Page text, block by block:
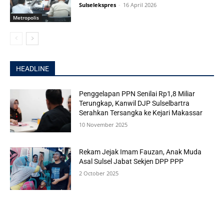
Metropolis
Sulselekspres - 16 April 2026
HEADLINE
Penggelapan PPN Senilai Rp1,8 Miliar
Terungkap, Kanwil DJP Sulselbartra
Serahkan Tersangka ke Kejari Makassar
10 November 2025
Rekam Jejak Imam Fauzan, Anak Muda
Asal Sulsel Jabat Sekjen DPP PPP
2 October 2025